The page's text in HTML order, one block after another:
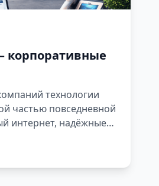
корпоративные
технологии
частью повседневной
интернет, надёжные
не являются
— это